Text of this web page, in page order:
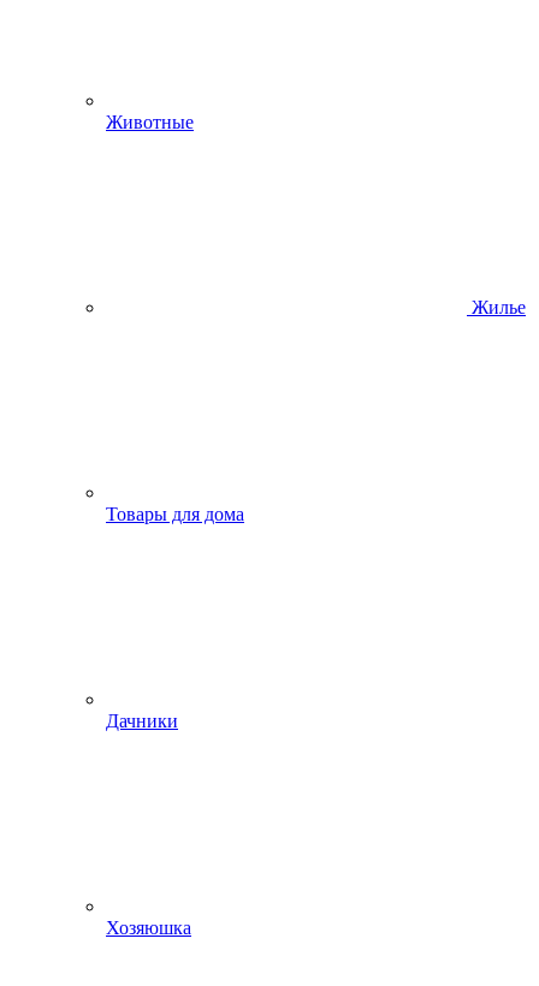
Животные
Жилье
Товары для дома
Дачники
Хозяюшка